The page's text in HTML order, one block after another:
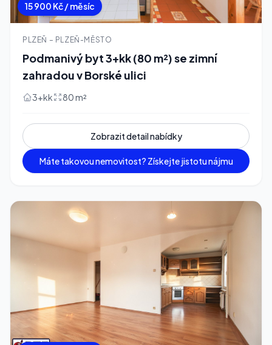
15 900 Kč / měsíc
PLZEŇ – PLZEŇ-MĚSTO
Podmanivý byt 3+kk (80 m²) se zimní
zahradou v Borské ulici
3+kk 80 m²
Zobrazit detail nabídky
Máte takovou nemovitost? Získejte jistotu nájmu